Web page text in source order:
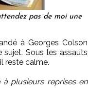
pas de moi une
à Georges Colson
sujet. Sous les assauts
reste calme.
plusieurs reprises en